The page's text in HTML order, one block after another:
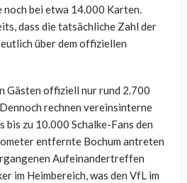
bei etwa 14.000 Karten.
dass die tatsächliche Zahl der
über dem offiziellen
Gästen offiziell nur rund 2.700
rechnen vereinsinterne
bis zu 10.000 Schalke-Fans den
entfernte Bochum antreten
Aufeinandertreffen
im Heimbereich, was den VfL im